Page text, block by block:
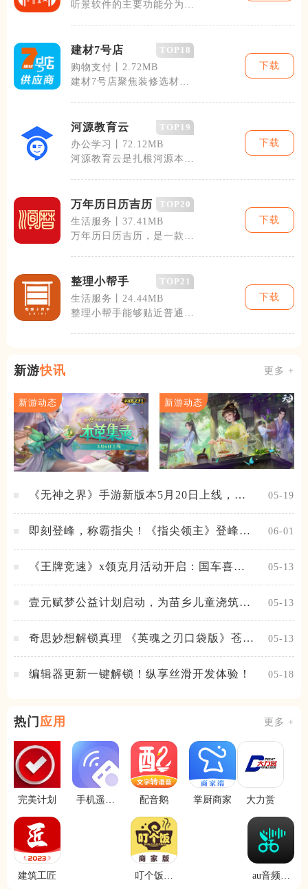
听景软件的主要功能分为以
建材7号店
TOP18
购物支付丨2.72MB
建材7号店聚焦装修选材与
下载
河源教育云
TOP19
办公学习丨72.12MB
河源教育云是扎根河源本
下载
万年历日历吉历
TOP20
生活服务丨37.41MB
万年历日历吉历，是一款把
下载
整理小帮手
TOP21
生活服务丨24.44MB
整理小帮手能够贴近普通人
下载
新游快讯 更多 +
新游动态 新游动态
《无神之界》手游新版本5月20日上线，女
05-19
即刻登峰，称霸指尖！《指尖领主》登峰测
06-01
《王牌竞速》x领克月活动开启：国车喜迎
05-13
壹元赋梦公益计划启动，为苗乡儿童浇筑梦
05-13
奇思妙想解锁真理 《英魂之刃口袋版》苍天
05-13
编辑器更新一键解锁！纵享丝滑开发体验！ 05-18
热门 应用 更多 +
完美计划
手机遥控
配音鹅 掌厨商家 大力赏
建筑工匠
叮个饭商
au音频剪